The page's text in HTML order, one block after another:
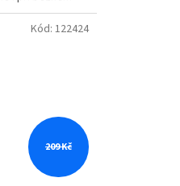
209 Kč
Kód: 122424